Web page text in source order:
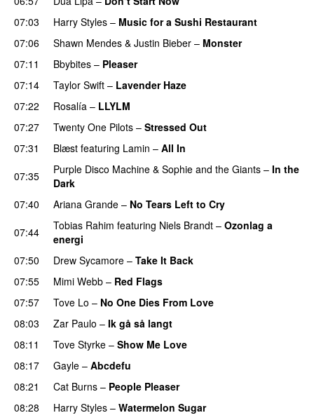
07:03
Harry Styles – Music for a Sushi Restaurant
07:06
Shawn Mendes & Justin Bieber – Monster
07:11
Bbybites – Pleaser
07:14
Taylor Swift – Lavender Haze
07:22
Rosalía – LLYLM
07:27 Twenty One Pilots – Stressed Out
07:31 Blæst featuring Lamin – All In
07:35
Purple Disco Machine & Sophie and the Giants – In the
Dark
07:40
Ariana Grande – No Tears Left to Cry
07:44
Tobias Rahim featuring Niels Brandt – Ozonlag a
energi
07:50 Drew Sycamore – Take It Back
07:55
Mimi Webb – Red Flags
07:57
Tove Lo – No One Dies From Love
08:03
Zar Paulo – Ik gå så langt
08:11
Tove Styrke – Show Me Love
08:17 Gayle – Abcdefu
08:21
Cat Burns – People Pleaser
08:28
Harry Styles – Watermelon Sugar